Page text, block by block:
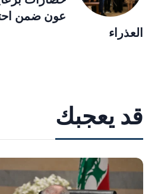
عون ضمن
العذراء
قد يعجبك